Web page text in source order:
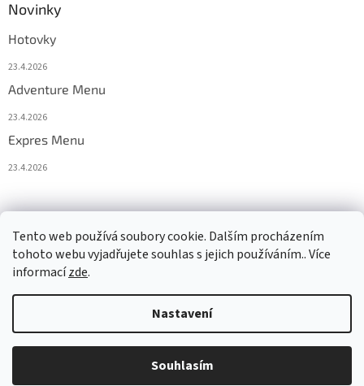
Tento web používá soubory cookie. Dalším procházením
tohoto webu vyjadřujete souhlas s jejich používáním.. Více
informacízde.
Nastavení
Souhlasím
Novinky
Hotovky
23.4.2026
Adventure Menu
23.4.2026
Expres Menu
23.4.2026
Copyright 2026www.333adventures.com. Všechna práva
vyhrazena.